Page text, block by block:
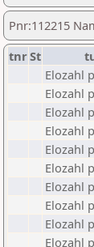
Pnr:112215
tnrSt
Elozahl
Elozahl
Elozahl
Elozahl
Elozahl
Elozahl
Elozahl
Elozahl
Elozahl
Elozahl